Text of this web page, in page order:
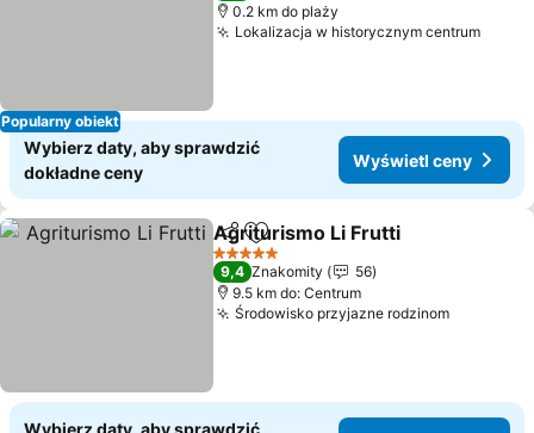
Popularny obiekt
0.2 km do plaży
Lokalizacja w historycznym centrum
Wybierz daty, aby sprawdzić
dokładne ceny
Wyświetl ceny
UdostępnijDodaj do ulubionych
Agriturismo Li Frutti
5 Kategoria
9,4 Znakomity
56
9.5 km do: Centrum
Środowisko przyjazne rodzinom
Wybierz daty, aby sprawdzić